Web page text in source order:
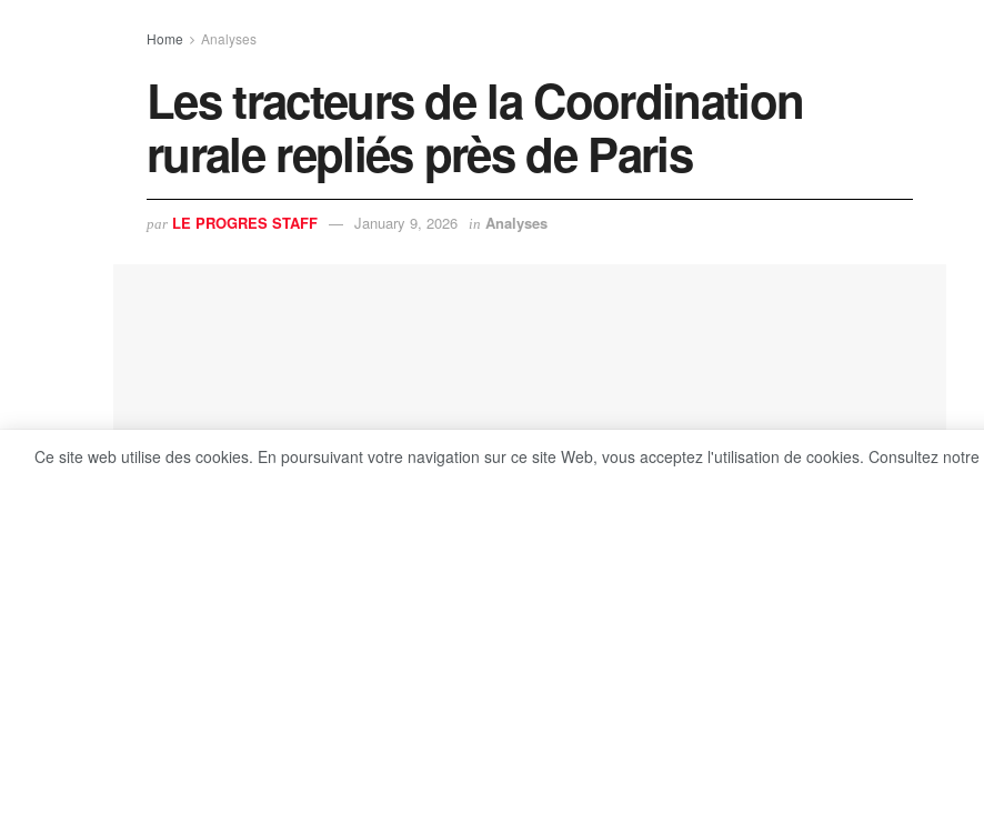
Home Analyses
Les tracteurs de la Coordination
rurale repliés près de Paris
par LE PROGRES STAFF January 9, 2026 in Analyses
Ce site web utilise des cookies. En poursuivant votre navigation sur ce site Web, vous acceptez l'utilisation de cookies. Consultez notre